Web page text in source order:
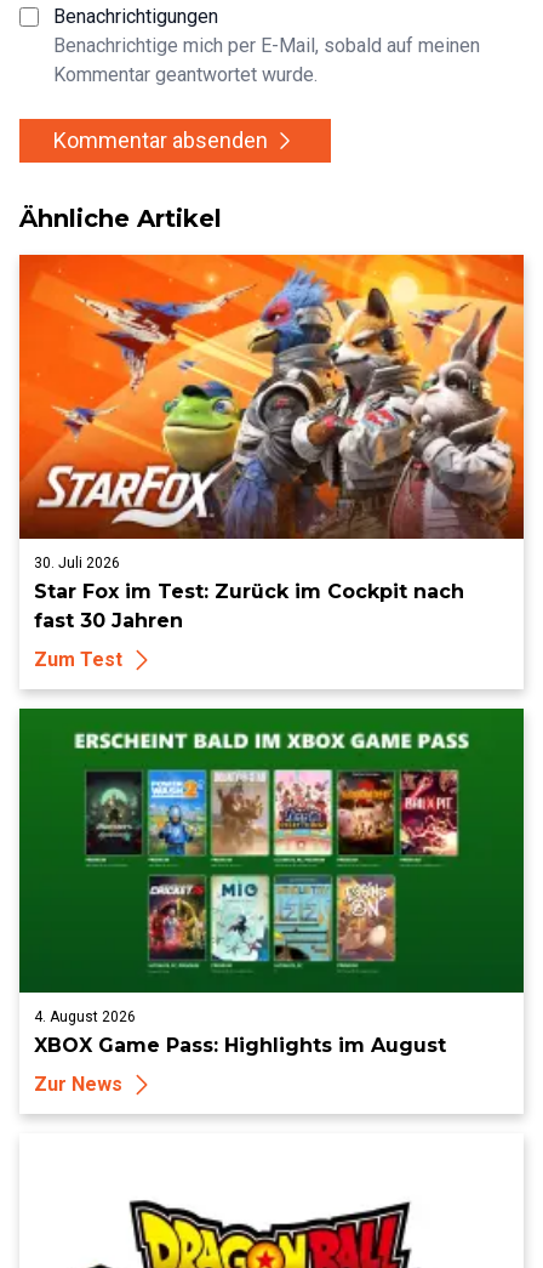
Benachrichtigungen
Benachrichtige mich per E-Mail, sobald auf meinen
Kommentar geantwortet wurde.
Kommentar absenden
Ähnliche Artikel
30. Juli 2026
Star Fox im Test: Zurück im Cockpit nach
fast 30 Jahren
Zum Test
4. August 2026
XBOX Game Pass: Highlights im August
Zur News